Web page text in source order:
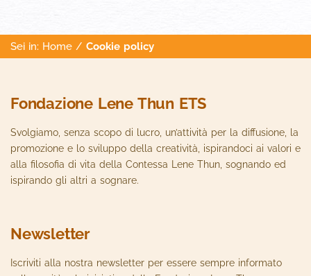
Sei in: Home / Cookie policy
Fondazione Lene Thun ETS
Svolgiamo, senza scopo di lucro, un’attività per la diffusione, la
promozione e lo sviluppo della creatività, ispirandoci ai valori e
alla filosofia di vita della Contessa Lene Thun, sognando ed
ispirando gli altri a sognare.
Newsletter
Iscriviti alla nostra newsletter per essere sempre informato